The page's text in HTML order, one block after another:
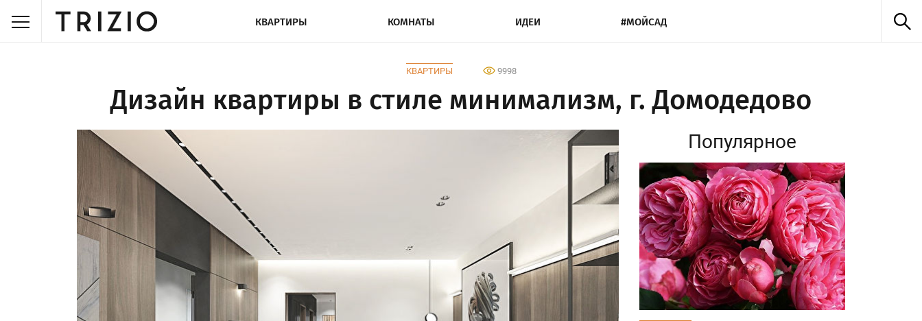
КВАРТИРЫ КОМНАТЫ ИДЕИ #МОЙСАД
КВАРТИРЫ 9998
Дизайн квартиры в стиле минимализм, г. Домодедово
Популярное